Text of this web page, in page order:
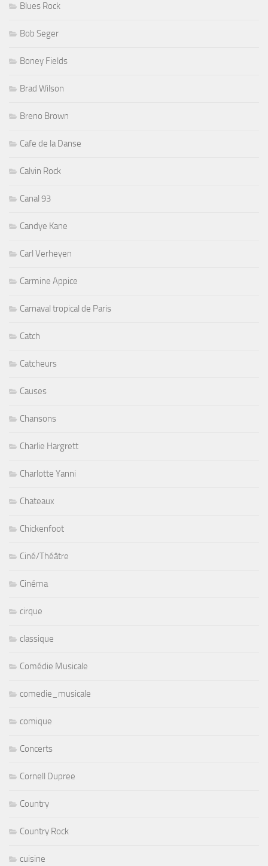
Blues Rock
Bob Seger
Boney Fields
Brad Wilson
Breno Brown
Cafe de la Danse
Calvin Rock
Canal 93
Candye Kane
Carl Verheyen
Carmine Appice
Carnaval tropical de Paris
Catch
Catcheurs
Causes
Chansons
Charlie Hargrett
Charlotte Yanni
Chateaux
Chickenfoot
Ciné/Théâtre
Cinéma
cirque
classique
Comédie Musicale
comedie_musicale
comique
Concerts
Cornell Dupree
Country
Country Rock
cuisine